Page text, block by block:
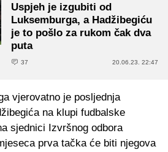
Uspjeh je izgubiti od
Luksemburga, a Hadžibegiću
je to pošlo za rukom čak dva
puta
37 20.06.23. 22:47
vjerovatno je posljednja
na klupi fudbalske
sjednici Izvršnog odbora
prva tačka će biti njegova